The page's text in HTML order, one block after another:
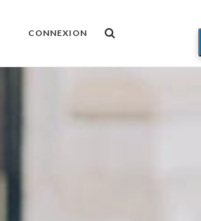
CONNEXION